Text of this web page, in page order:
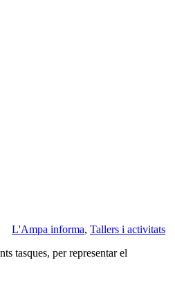
L'Ampa informa, Tallers i activitats
tasques, per representar el